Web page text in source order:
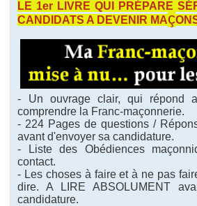
LE 1er LIVRE QUI PRÉPARE
CANDIDATS A DEVENIR MAç
- Un ouvrage clair, qui répond
comprendre la Franc-maçonnerie.
- 224 Pages de questions /
avant d'envoyer sa candidature.
- Liste des Obédiences
contact.
- Les choses à faire et à ne pas
dire. A LIRE ABSOLUMENT
candidature.